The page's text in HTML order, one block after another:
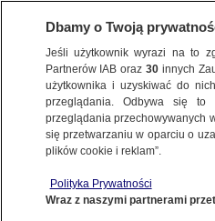
TVN24 PO UKRAIŃSKU
ухвалили в Сеймі
Dbamy o Twoją
Jeśli użytkownik wyrazi na to
Partnerów IAB oraz30 innych
użytkownika i uzyskiwać do
przeglądania. Odbywa się to
przeglądania przechowywanych
się przetwarzaniu w oparciu o
plików cookie i reklam”.
Polityka Prywatności
Wraz z naszymi partnerami